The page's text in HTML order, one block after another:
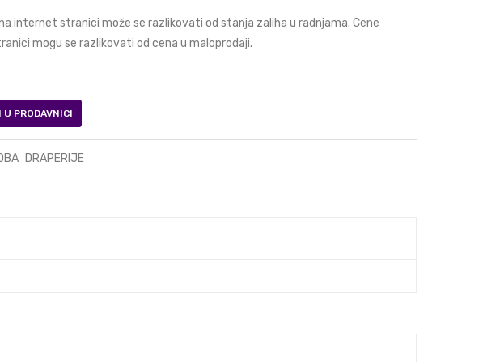
internet stranici može se razlikovati od stanja zaliha u radnjama. Cene
mogu se razlikovati od cena u maloprodaji.
U PRODAVNICI
DRAPERIJE